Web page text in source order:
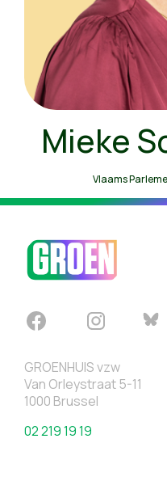
Mieke
Vlaams
GROENHUIS vzw
Van Orleystraat 5-11
1000 Brussel
02 219 19 19